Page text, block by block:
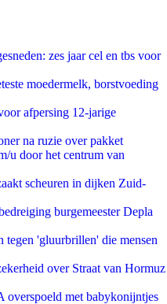
zes jaar cel en tbs voor
moedermelk, borstvoeding
afpersing 12-jarige
na ruzie over pakket
u door het centrum van
scheuren in dijken Zuid-
burgemeester Depla
'gluurbrillen' die mensen
over Straat van Hormuz
overspoeld met babykonijntjes